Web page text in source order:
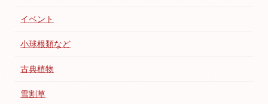
イベント
小球根類など
古典植物
雪割草